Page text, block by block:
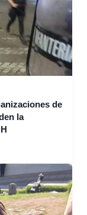
de
la